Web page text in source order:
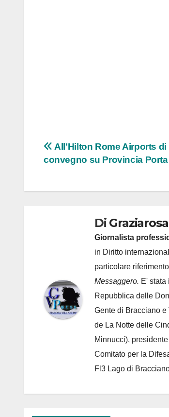
Navigazione
articoli
All’Hilton Rome Airports
convegno su Provincia Porta
Di
Giornalista
in Diritto
particolare
Messaggero. E' stata
Repubblica delle
Gente di Bracciano e
de La Notte delle
Minnucci),
Comitato per la
Fl3 Lago di